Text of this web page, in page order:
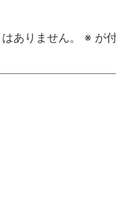
ありません。 ※ が